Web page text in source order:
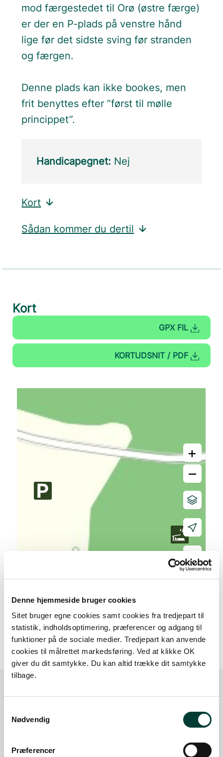
Denne hjemmeside bruger cookies
Sitet bruger egne cookies samt cookies fra tredjepart til
statistik, indholdsoptimering, præferencer og adgang til
funktioner på de sociale medier. Tredjepart kan anvende
cookies til målrettet markedsføring. Ved at klikke OK
giver du dit samtykke. Du kan altid trække dit samtykke
tilbage.
Nødvendig
Præferencer
mod færgestedet til Orø (østre færge)
er der en P-plads på venstre hånd
lige før det sidste sving før stranden
og færgen.
Denne plads kan ikke bookes, men
frit benyttes efter ”først til mølle
princippet”.
Handicapegnet: Nej
Kort
Sådan kommer du dertil
Kort
GPX FIL
KORTUDSNIT / PDF
+
–
20 m